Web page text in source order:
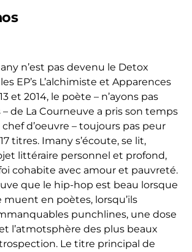
n’est pas devenu le Detox
EP’s L’alchimiste et Apparences
et 2014, le poète – n’ayons pas
de La Courneuve a pris son temps
d’oeuvre – toujours pas peur
titres. Imany s’écoute, se lit,
littéraire personnel et profond,
cohabite avec amour et pauvreté.
que le hip-hop est beau lorsque
muent en poètes, lorsqu’ils
punchlines, une dose
l’atmotsphère des plus beaux
Le titre principal de